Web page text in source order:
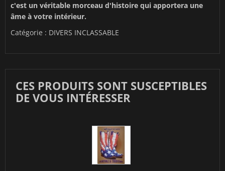
c'est un véritable morceau d'histoire qui apportera une
âme à votre intérieur.
Catégorie : DIVERS INCLASSABLE
CES PRODUITS SONT SUSCEPTIBLES
DE VOUS INTÉRESSER